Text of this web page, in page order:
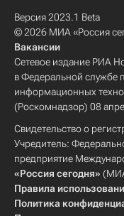
Версия 2023.1 Beta
© 2026 МИА «Россия
Вакансии
Сетевое издание РИА
в Федеральной службе
информационных
(Роскомнадзор) 08
Свидетельство о
Учредитель:
предприятие
«Россия сегодня»
Правила
Политика